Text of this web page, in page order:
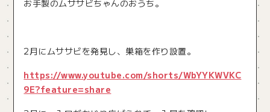
お手製のムササビちゃんのおうち。
2月にムササビを発見し、巣箱を作り設置。
https://www.youtube.com/shorts/WbYYKWVKC
9E?feature=share